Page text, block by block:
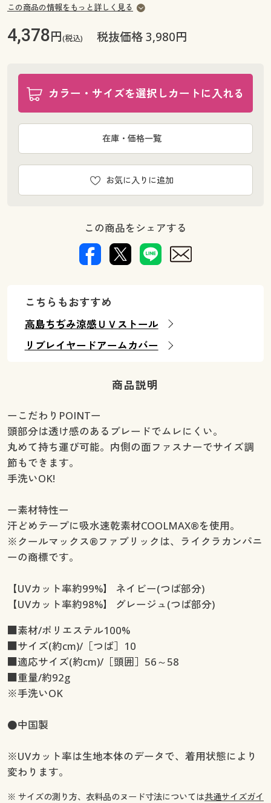
サポート
ご利用ガイド
よくある質問とお問い合わせ
ご利用ガイド
よくある質問とお問い合わせ
この商品の情報をもっと詳しく見る
4,378円(税込) 税抜価格 3,980円
カラー・サイズを選択しカートに入れる
お気に入りに追加
在庫・価格一覧
この商品をシェアする
こちらもおすすめ
高島ちぢみ涼感ＵＶストール
リブレイヤードアームカバー
商品説明
ーこだわりPOINTー
頭部分は透け感のあるブレードでムレにくい。
丸めて持ち運び可能。内側の面ファスナーでサイズ調
節もできます。
手洗いOK!
ー素材特性ー
汗どめテープに吸水速乾素材COOLMAX®を使用。
※クールマックス®ファブリックは、ライクラカンパニ
ーの商標です。
【UVカット率約99%】 ネイビー(つば部分)
【UVカット率約98%】 グレージュ(つば部分)
■素材/ポリエステル100%
■サイズ(約cm)/［つば］10
■適応サイズ(約cm)/［頭囲］56～58
■重量/約92g
※手洗いOK
●中国製
※UVカット率は生地本体のデータで、着用状態により
変わります。
※ サイズの測り方、衣料品のヌード寸法については共通サイズガイ